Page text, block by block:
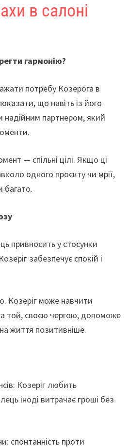
в салоні
гармонію?
потребу Козерога в
що навіть із його
партнером, який
— спільні цілі. Якщо ці
одного проєкту чи мрії,
багато.
привносить у стосунки
забезпечує спокій і
Козеріг може навчити
а той, своєю чергою, допоможе
життя позитивніше.
Козеріг любить
іноді витрачає гроші без
спонтанність проти